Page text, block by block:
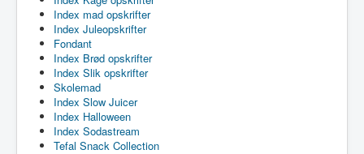
Index mad opskrifter
Index Juleopskrifter
Fondant
Index Brød opskrifter
Index Slik opskrifter
Skolemad
Index Slow Juicer
Index Halloween
Index Sodastream
Tefal Snack Collection